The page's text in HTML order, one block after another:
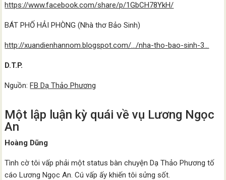
https://www.facebook.com/share/p/1GbCH78YkH/
BÁT PHỐ HẢI PHÒNG (Nhà thơ Bảo Sinh)
http://xuandienhannom.blogspot.com/…/nha-tho-bao-sinh-3…
D.T.P.
Nguồn:FB Dạ Thảo Phương
Một lập luận kỳ quái về vụ Lương Ngọc
An
Hoàng Dũng
Tình cờ tôi vấp phải một status bàn chuyện Dạ Thảo Phương tố
cáo Lương Ngọc An. Cú vấp ấy khiến tôi sửng sốt.